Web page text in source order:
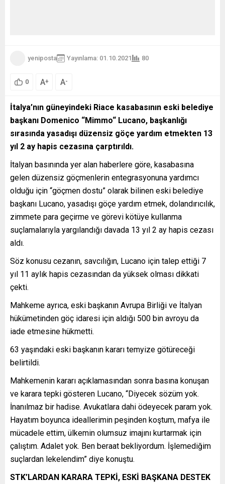
yeniposta Yayınlama: 01.10.2021 80
0 A+ A-
İtalya’nın güneyindeki Riace kasabasının eski belediye
başkanı Domenico “Mimmo“ Lucano, başkanlığı
sırasında yasadışı düzensiz göçe yardım etmekten 13
yıl 2 ay hapis cezasına çarptırıldı.
İtalyan basınında yer alan haberlere göre, kasabasına
gelen düzensiz göçmenlerin entegrasyonuna yardımcı
olduğu için “göçmen dostu” olarak bilinen eski belediye
başkanı Lucano, yasadışı göçe yardım etmek, dolandırıcılık,
zimmete para geçirme ve görevi kötüye kullanma
suçlamalarıyla yargılandığı davada 13 yıl 2 ay hapis cezası
aldı.
Söz konusu cezanın, savcılığın, Lucano için talep ettiği 7
yıl 11 aylık hapis cezasından da yüksek olması dikkati
çekti.
Mahkeme ayrıca, eski başkanın Avrupa Birliği ve İtalyan
hükümetinden göç idaresi için aldığı 500 bin avroyu da
iade etmesine hükmetti.
63 yaşındaki eski başkanın kararı temyize götüreceği
belirtildi.
Mahkemenin kararı açıklamasından sonra basına konuşan
ve karara tepki gösteren Lucano, “Diyecek sözüm yok.
İnanılmaz bir hadise. Avukatlara dahi ödeyecek param yok.
Hayatım boyunca ideallerimin peşinden koştum, mafya ile
mücadele ettim, ülkemin olumsuz imajını kurtarmak için
çalıştım. Adalet yok. Ben beraat bekliyordum. İşlemediğim
suçlardan lekelendim” diye konuştu.
STK’LARDAN KARARA TEPKİ, ESKİ BAŞKANA DESTEK